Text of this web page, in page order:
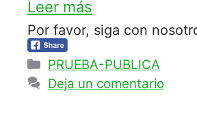
Leer más
Por favor, siga con
Categorías
PRUEBA-PUBLICA
Deja un comentario